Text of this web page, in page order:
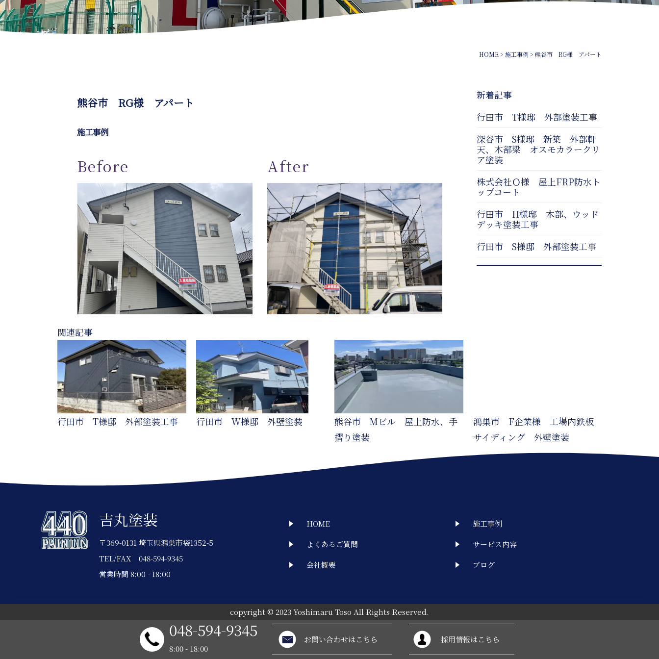
HOME> 施工事例> 熊谷市 RG様 アパート
熊谷市 RG様 アパート
施工事例
Before After
新着記事
行田市 T様邸 外部塗装工事
深谷市 S様邸 新築 外部軒
天、木部梁 オスモカラークリ
ア塗装
株式会社Ｏ様 屋上FRP防水ト
ップコート
行田市 H様邸 木部、ウッド
デッキ塗装工事
行田市 S様邸 外部塗装工事
関連記事
行田市 T様邸 外部塗装工事 行田市 W様邸 外壁塗装
熊谷市 Mビル 屋上防水、手
摺り塗装
鴻巣市 F企業様 工場内鉄板
サイディング 外壁塗装
吉丸塗装
〒369-0131 埼玉県鴻巣市袋1352-5
TEL/FAX 048-594-9345
営業時間 8:00 - 18:00
HOME
施工事例
よくあるご質問
サービス内容
会社概要
ブログ
copyright © 2023 Yoshimaru Toso All Rights Reserved.
048-594-9345
8:00 - 18:00
お問い合わせはこちら 採用情報はこちら